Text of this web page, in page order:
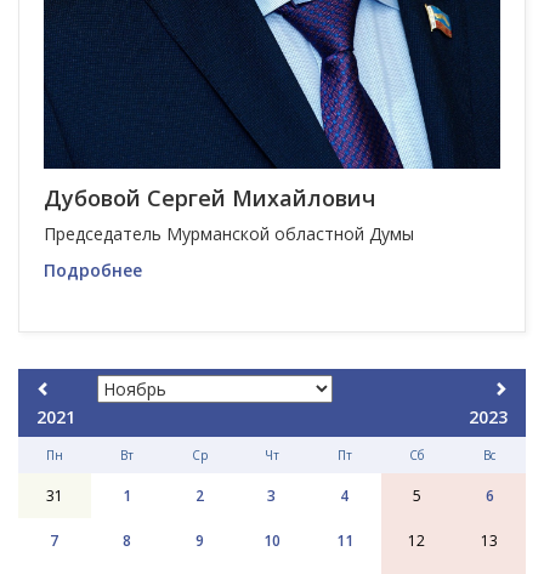
Дубовой Сергей Михайлович
Председатель Мурманской областной Думы
Подробнее
2021 2023
Пн Вт Ср Чт Пт Сб Вс
31 1 2 3 4 5 6
7 8 9 10 11 12 13